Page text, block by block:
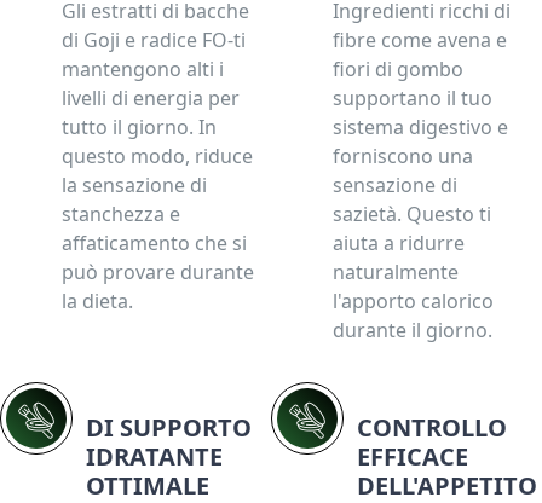
Gli estratti di bacche
di Goji e radice FO-ti
mantengono alti i
livelli di energia per
tutto il giorno. In
questo modo, riduce
la sensazione di
stanchezza e
affaticamento che si
può provare durante
la dieta.
Ingredienti ricchi di
fibre come avena e
fiori di gombo
supportano il tuo
sistema digestivo e
forniscono una
sensazione di
sazietà. Questo ti
aiuta a ridurre
naturalmente
l'apporto calorico
durante il giorno.
DI SUPPORTO
IDRATANTE
OTTIMALE
CONTROLLO
EFFICACE
DELL'APPETITO